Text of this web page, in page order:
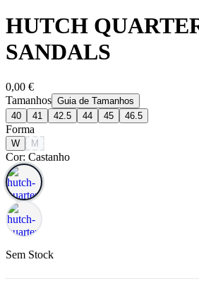
HUTCH
SANDALS
0,00 €
Tamanhos Guia de Tamanhos
40
41 42.5 44 45 46.5
Forma
W M
Cor: Castanho
Sem Stock